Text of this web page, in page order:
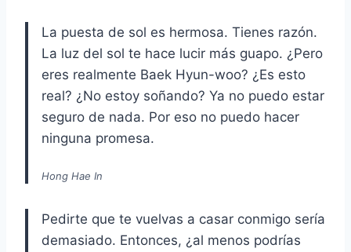
La puesta de sol es hermosa. Tienes razón.
La luz del sol te hace lucir más guapo. ¿Pero
eres realmente Baek Hyun-woo? ¿Es esto
real? ¿No estoy soñando? Ya no puedo estar
seguro de nada. Por eso no puedo hacer
ninguna promesa.
Hong Hae In
Pedirte que te vuelvas a casar conmigo sería
demasiado. Entonces, ¿al menos podrías